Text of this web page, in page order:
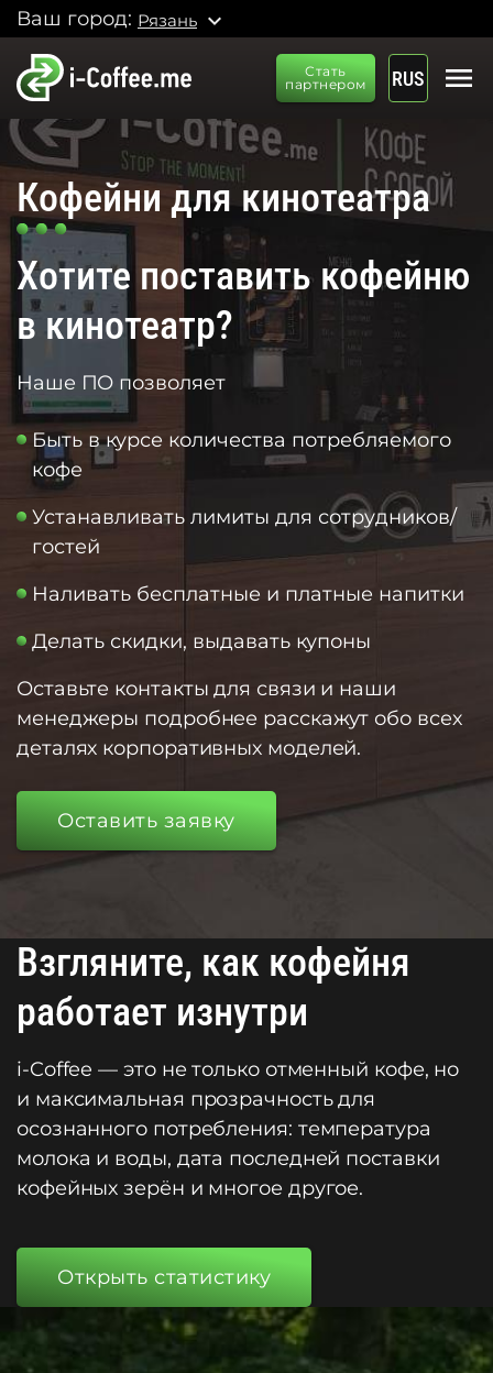
Ваш город: Рязань expand_more
Стать
партнером
RUS menu
Кофейни для кинотеатра
Хотите поставить кофейню
в кинотеатр?
Наше ПО позволяет
Быть в курсе количества потребляемого
кофе
Устанавливать лимиты для сотрудников/
гостей
Наливать бесплатные и платные напитки
Делать скидки, выдавать купоны
Оставьте контакты для связи и наши
менеджеры подробнее расскажут обо всех
деталях корпоративных моделей.
Оставить заявку
Взгляните, как кофейня
работает изнутри
i-Coffee — это не только отменный кофе, но
и максимальная прозрачность для
осознанного потребления: температура
молока и воды, дата последней поставки
кофейных зерён и многое другое.
Открыть статистику